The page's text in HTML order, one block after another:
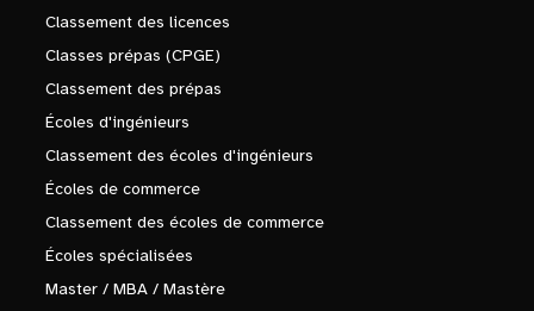
Classement des licences
Classes prépas (CPGE)
Classement des prépas
Écoles d'ingénieurs
Classement des écoles d'ingénieurs
Écoles de commerce
Classement des écoles de commerce
Écoles spécialisées
Master / MBA / Mastère